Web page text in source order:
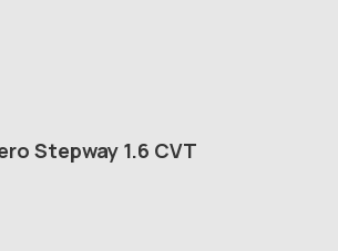
Stepway 1.6 CVT